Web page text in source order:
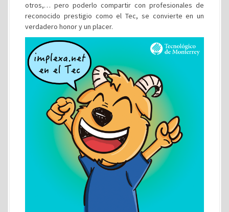
otros,… pero poderlo compartir con profesionales de
reconocido prestigio como el Tec, se convierte en un
verdadero honor y un placer.